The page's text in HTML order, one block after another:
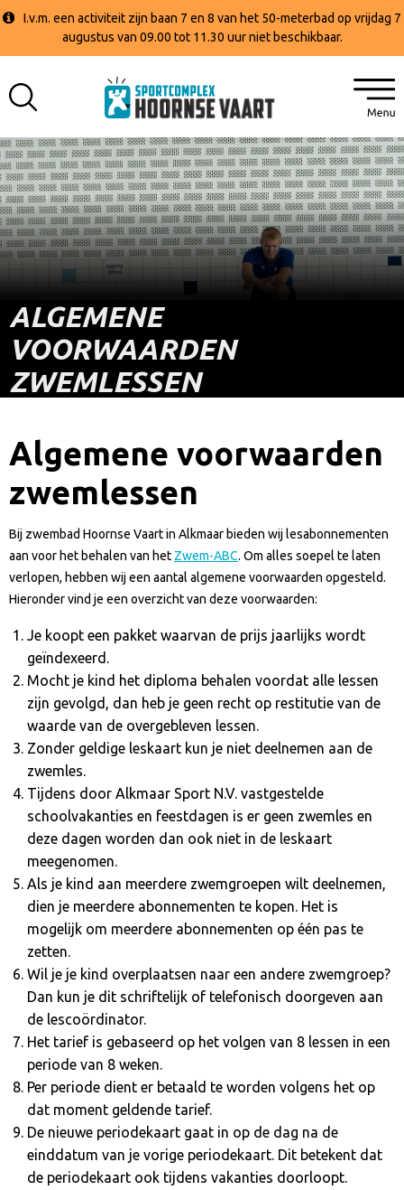
I.v.m. een activiteit zijn baan 7 en 8 van het 50-meterbad op vrijdag 7
augustus van 09.00 tot 11.30 uur niet beschikbaar.
ALGEMENE
VOORWAARDEN
ZWEMLESSEN
Algemene voorwaarden
zwemlessen
Bij zwembad Hoornse Vaart in Alkmaar bieden wij lesabonnementen
aan voor het behalen van het Zwem-ABC. Om alles soepel te laten
verlopen, hebben wij een aantal algemene voorwaarden opgesteld.
Hieronder vind je een overzicht van deze voorwaarden:
Je koopt een pakket waarvan de prijs jaarlijks wordt
geïndexeerd.
Mocht je kind het diploma behalen voordat alle lessen
zijn gevolgd, dan heb je geen recht op restitutie van de
waarde van de overgebleven lessen.
Zonder geldige leskaart kun je niet deelnemen aan de
zwemles.
Tijdens door Alkmaar Sport N.V. vastgestelde
schoolvakanties en feestdagen is er geen zwemles en
deze dagen worden dan ook niet in de leskaart
meegenomen.
Als je kind aan meerdere zwemgroepen wilt deelnemen,
dien je meerdere abonnementen te kopen. Het is
mogelijk om meerdere abonnementen op één pas te
zetten.
Wil je je kind overplaatsen naar een andere zwemgroep?
Dan kun je dit schriftelijk of telefonisch doorgeven aan
de lescoördinator.
Het tarief is gebaseerd op het volgen van 8 lessen in een
periode van 8 weken.
Per periode dient er betaald te worden volgens het op
dat moment geldende tarief.
De nieuwe periodekaart gaat in op de dag na de
einddatum van je vorige periodekaart. Dit betekent dat
de periodekaart ook tijdens vakanties doorloopt.